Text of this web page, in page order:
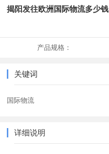
揭阳发往欧洲国际物流多少钱
产品规格：
关键词
国际物流
详细说明